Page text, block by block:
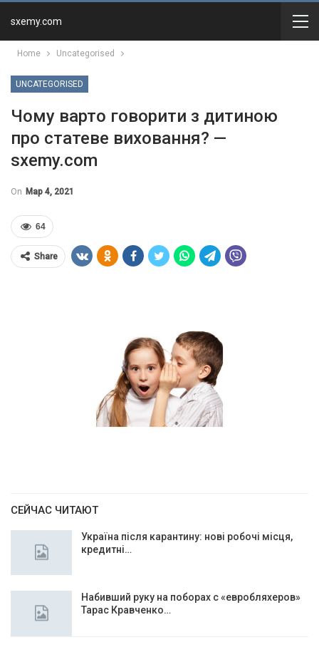
sxemy.com
Home Uncategorised
UNCATEGORISED
Чому варто говорити з дитиною
про статеве виховання? —
sxemy.com
On Мар 4, 2021
64
Share
СЕЙЧАС ЧИТАЮТ
Україна після карантину: нові робочі місця,
кредитні…
Набивший руку на поборах с «евробляхеров»
Тарас Кравченко…